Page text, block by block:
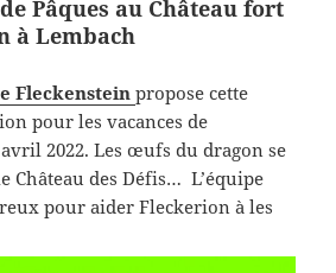
Pâques au Château fort
à Lembach
Fleckenstein propose cette
pour les vacances de
avril 2022. Les œufs du dragon se
Château des Défis… L’équipe
pour aider Fleckerion à les